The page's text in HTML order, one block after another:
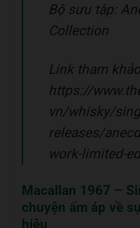
Bộ sưu tập:
Collection
Link tham
https://
vn/whisky/
releases/
work-limited-
Macallan 1967 –
chuyện ấm áp về
hiệu